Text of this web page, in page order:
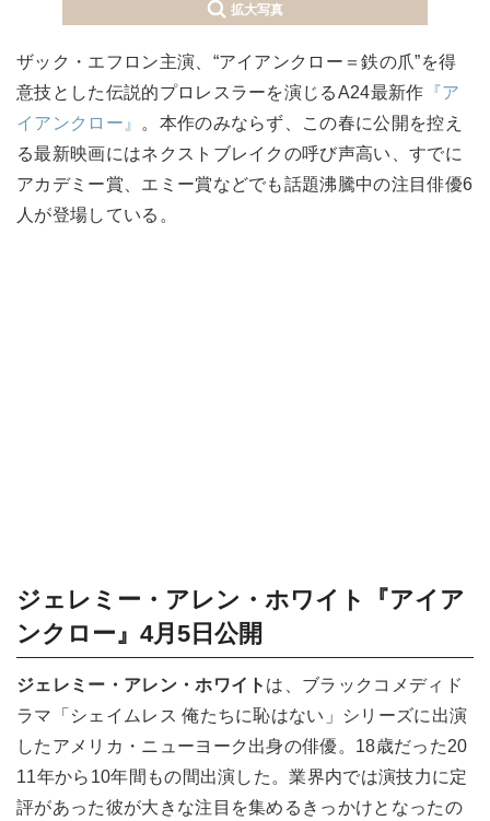
拡大写真
ザック・エフロン主演、“アイアンクロー＝鉄の爪”を得
意技とした伝説的プロレスラーを演じるA24最新作 『ア
イアンクロー』
。本作のみならず、この春に公開を控え
る最新映画にはネクストブレイクの呼び声高い、すでに
アカデミー賞、エミー賞などでも話題沸騰中の注目俳優6
人が登場している。
ジェレミー・アレン・ホワイト『アイア
ンクロー』4月5日公開
ジェレミー・アレン・ホワイト は、ブラックコメディド
ラマ「シェイムレス 俺たちに恥はない」シリーズに出演
したアメリカ・ニューヨーク出身の俳優。18歳だった20
11年から10年間もの間出演した。業界内では演技力に定
評があった彼が大きな注目を集めるきっかけとなったの